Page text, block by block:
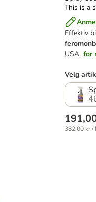
This is a
Effektiv
USA. for
Velg
382,00 kr /